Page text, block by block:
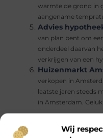
Wij
warmte de grond in
aangename
Advies
van plan bent om
onderdeel daarvan
verkrijgen van een
Huizenmarkt
verkopen in
laatste jaren steeds
in Amsterdam.